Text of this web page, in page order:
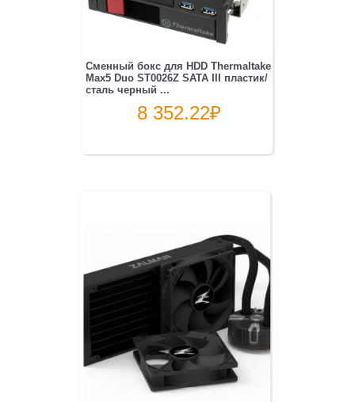
Сменный бокс для HDD Thermaltake
Max5 Duo ST0026Z SATA III пластик/
сталь черный ...
8 352.22₽